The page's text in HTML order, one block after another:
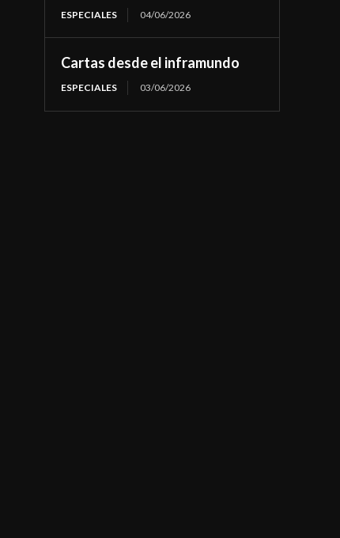
ESPECIALES 04/06/2026
Cartas desde el inframundo
ESPECIALES 03/06/2026